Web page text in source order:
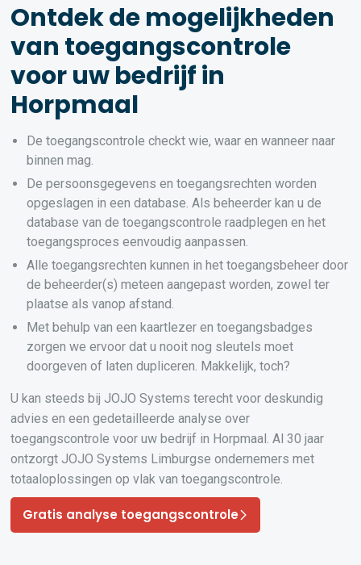
Ontdek de mogelijkheden
van toegangscontrole
voor uw bedrijf in
Horpmaal
De toegangscontrole checkt wie, waar en wanneer naar
binnen mag.
De persoonsgegevens en toegangsrechten worden
opgeslagen in een database. Als beheerder kan u de
database van de toegangscontrole raadplegen en het
toegangsproces eenvoudig aanpassen.
Alle toegangsrechten kunnen in het toegangsbeheer door
de beheerder(s) meteen aangepast worden, zowel ter
plaatse als vanop afstand.
Met behulp van een kaartlezer en toegangsbadges
zorgen we ervoor dat u nooit nog sleutels moet
doorgeven of laten dupliceren. Makkelijk, toch?
U kan steeds bij JOJO Systems terecht voor deskundig
advies en een gedetailleerde analyse over
toegangscontrole voor uw bedrijf in Horpmaal. Al 30 jaar
ontzorgt JOJO Systems Limburgse ondernemers met
totaaloplossingen op vlak van toegangscontrole.
Gratis analyse toegangscontrole